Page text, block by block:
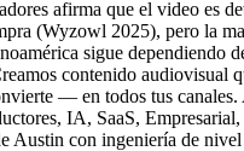
afirma que el video es
(Wyzowl 2025), pero la
sigue dependiendo
contenido audiovisual
— en todos tus canales.
IA, SaaS,
Austin con ingeniería de